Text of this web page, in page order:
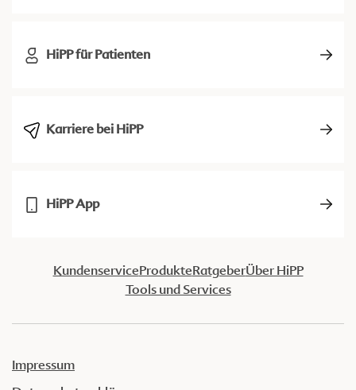
HiPP für Patienten
Karriere bei HiPP
HiPP App
KundenserviceProdukteRatgeberÜber HiPP
Tools und Services
Impressum